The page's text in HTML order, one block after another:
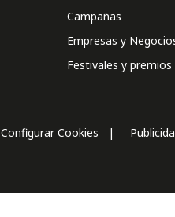
Campañas
Empresas y
Festivales y premios
Configurar Cookies